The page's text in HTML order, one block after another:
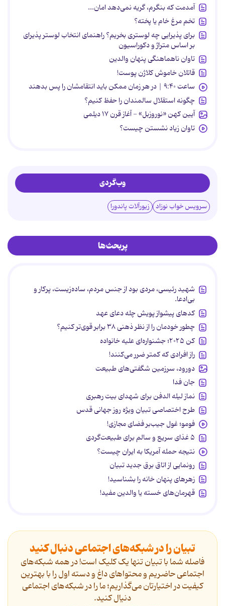
آمدمت که بنگرم، گریه نمی‌دهد امان...
تخم مرغ خام یا پخته؟
برای پذیرایی چه لوستری بخریم؟ راهنمای انتخاب لوستر پذیرای
بر اساس متراژ و دکوراسیون
تاوان ناهماهنگی پنهان والدین
قاتلان خاموش کلاژن پوست!
ساعت ۹:۴۰ | در هر زمان ممکن باید انتقامشان را پس بدهند
چگونه استقلال سالمندان را حفظ کنیم؟
آیین کهن «نوروزبل» - آغاز قرن ۱۷ دیلمی
تاوان زیاد نشستن چیست؟
وب‌گردی
سرویس خواب نوزاد زیورآلات پاندورا
پربحث‌ها
شهید رئیسی، مردی بود از جنس مردم، ساده‌زیست، پرکار و
بی‌ادعا.
کدهای پیشواز پویش چله دعای عهد
چطور خودمان را از نظر ذهنی ۳۸ برابر قوی‌تر کنیم؟
کن ۲۰۲۵؛ جشنواره‌ای علیه خانواده
راز افرادی که کمتر ضرر می‌کنند!
دورود، سرزمین شگفتی‌های طبیعت
جان فدا
نماز لیله الدفن برای شهدای بیت رهبری
طرح اختصاصی تبیان ویژه روز جهانی قدس
فومو؛ غول جیب‌بر فضای مجازی!
۵ غذای سریع و سالم برای طبیعت‌گردی
نتیجه حمله آمریکا به ایران چیست؟
رونمایی از اتاق برق جدید تبیان
زهرهای پنهان خانه را بشناسید!
قهرمان‌های خسته یا والدین مفید!
تبیان را در شبکه‌های اجتماعی دنبال کنید
فاصله شما با تبیان تنها یک کلیک است! در همه شبکه‌های
اجتماعی حاضریم و محتواهای داغ و دسته اول را با بهترین
کیفیت در اختیارتان می‌گذاریم؛ ما را در شبکه‌های اجتماعی
دنیال کنید.